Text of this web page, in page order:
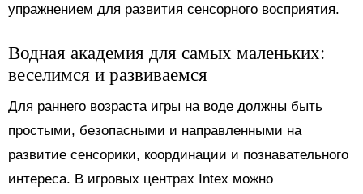
упражнением для развития сенсорного восприятия.
Водная академия для самых маленьких:
веселимся и развиваемся
Для раннего возраста игры на воде должны быть
простыми, безопасными и направленными на
развитие сенсорики, координации и познавательного
интереса. В игровых центрах Intex можно